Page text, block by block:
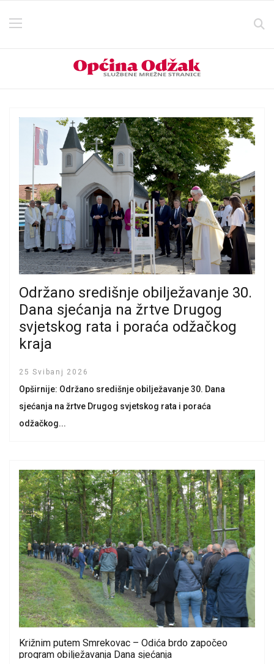
Održano središnje obilježavanje 30.
Dana sjećanja na žrtve Drugog
svjetskog rata i poraća odžačkog
kraja
25 Svibanj 2026
Opširnije: Održano središnje obilježavanje 30. Dana
sjećanja na žrtve Drugog svjetskog rata i poraća
odžačkog...
Križnim putem Smrekovac – Odića brdo započeo
program obilježavanja Dana sjećanja